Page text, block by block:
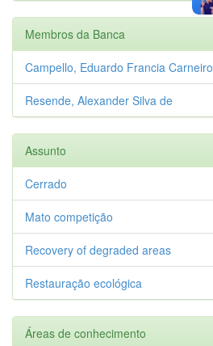
Membros da Banca
Campello, Eduardo Francia Carneiro
Resende, Alexander Silva de
Assunto
Cerrado
Mato competição
Recovery of degraded areas
Restauração ecológica
Áreas de conhecimento